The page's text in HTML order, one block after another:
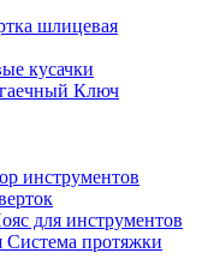
шлицевая
кусачки
Ключ
инструментов
для инструментов
Система протяжки